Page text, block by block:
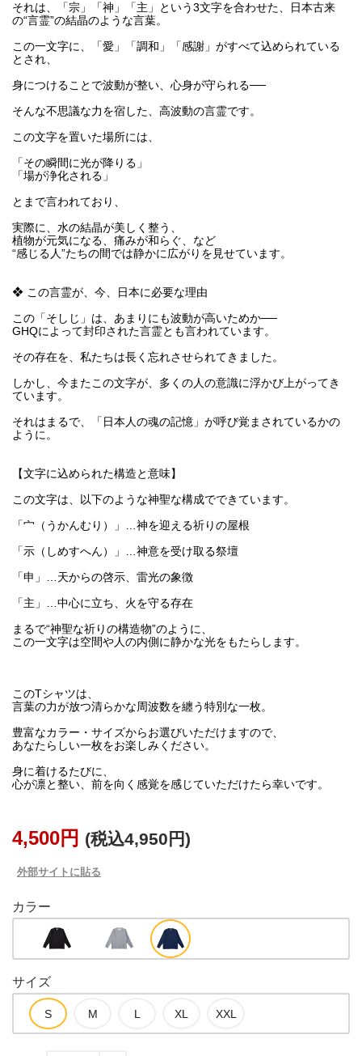
それは、「宗」「神」「主」という3文字を合わせた、日本古来
の“言霊”の結晶のような言葉。
この一文字に、「愛」「調和」「感謝」がすべて込められている
とされ、
身につけることで波動が整い、心身が守られる──
そんな不思議な力を宿した、高波動の言霊です。
この文字を置いた場所には、
「その瞬間に光が降りる」
「場が浄化される」
とまで言われており、
実際に、水の結晶が美しく整う、
植物が元気になる、痛みが和らぐ、など
“感じる人”たちの間では静かに広がりを見せています。
❖ この言霊が、今、日本に必要な理由
この「そしじ」は、あまりにも波動が高いためか──
GHQによって封印された言霊とも言われています。
その存在を、私たちは長く忘れさせられてきました。
しかし、今またこの文字が、多くの人の意識に浮かび上がってき
ています。
それはまるで、「日本人の魂の記憶」が呼び覚まされているかの
ように。
【文字に込められた構造と意味】
この文字は、以下のような神聖な構成でできています。
「宀（うかんむり）」…神を迎える祈りの屋根
「示（しめすへん）」…神意を受け取る祭壇
「申」…天からの啓示、雷光の象徴
「主」…中心に立ち、火を守る存在
まるで“神聖な祈りの構造物”のように、
この一文字は空間や人の内側に静かな光をもたらします。
このTシャツは、
言葉の力が放つ清らかな周波数を纏う特別な一枚。
豊富なカラー・サイズからお選びいただけますので、
あなたらしい一枚をお楽しみください。
身に着けるたびに、
心が凛と整い、前を向く感覚を感じていただけたら幸いです。
4,500円 (税込4,950円)
外部サイトに貼る
カラー
サイズ